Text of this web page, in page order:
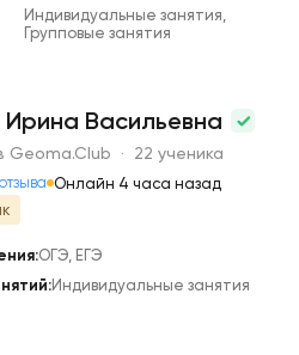
Индивидуальные занятия,
Групповые занятия
Ирина Васильевна
Geoma.Club · 22 ученика
Онлайн 4 часа назад
ОГЭ, ЕГЭ
Индивидуальные занятия